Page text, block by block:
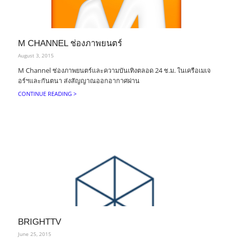
M CHANNEL ช่องภาพยนตร์
August 3, 2015
M Channel ช่องภาพยนตร์และความบันเทิงตลอด 24 ช.ม. ในเครือเมเจ
อร์ฯและกันตนา ส่งสัญญาณออกอากาศผ่าน
CONTINUE READING >
BRIGHTTV
June 25, 2015